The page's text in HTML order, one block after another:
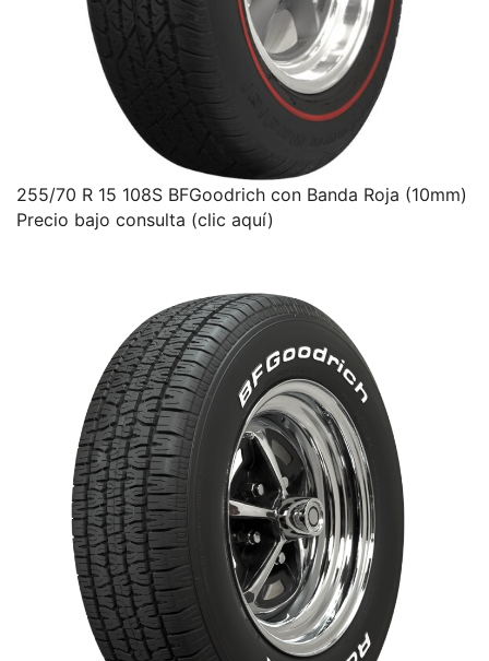
255/70 R 15 108S BFGoodrich con Banda Roja (10mm)
Precio bajo consulta (clic aquí)